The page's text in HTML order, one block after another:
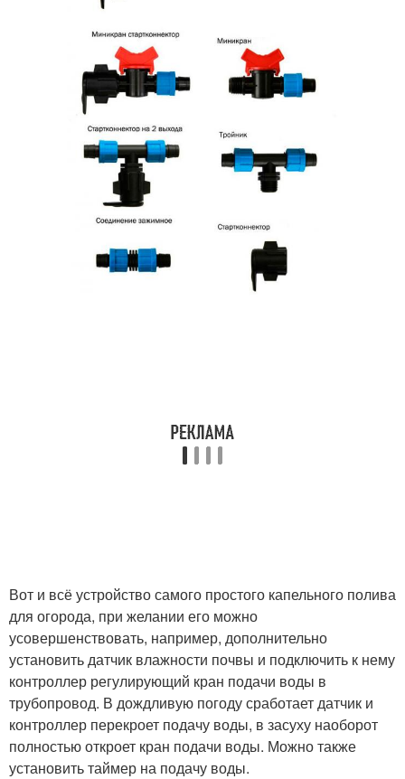
Вот и всё устройство самого простого капельного полива
для огорода, при желании его можно
усовершенствовать, например, дополнительно
установить датчик влажности почвы и подключить к нему
контроллер регулирующий кран подачи воды в
трубопровод. В дождливую погоду сработает датчик и
контроллер перекроет подачу воды, в засуху наоборот
полностью откроет кран подачи воды. Можно также
установить таймер на подачу воды.